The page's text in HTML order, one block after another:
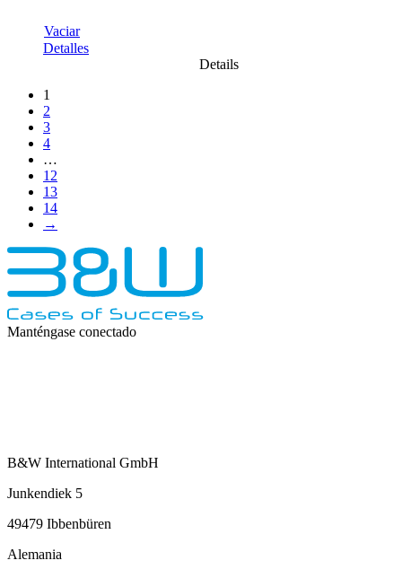
Vaciar
Detalles
Details
1
2
3
4
…
12
13
14
→
Manténgase conectado
B&W International GmbH
Junkendiek 5
49479 Ibbenbüren
Alemania